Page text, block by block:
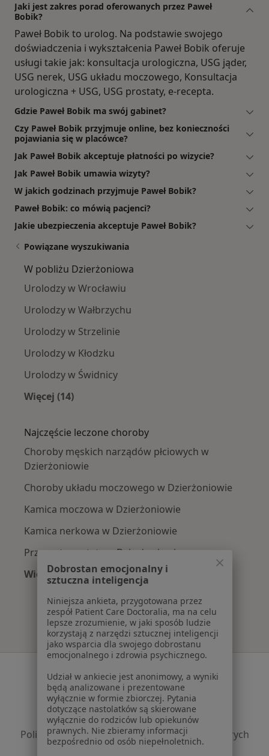
Jaki jest zakres porad oferowanych przez Paweł
Bobik?
Paweł Bobik to urolog. Na podstawie swojego
doświadczenia i wykształcenia Paweł Bobik oferuje
usługi takie jak: konsultacja urologiczna, USG jąder,
USG nerek, USG układu moczowego, Konsultacja
urologiczna + USG, USG prostaty, e-recepta.
Gdzie Paweł Bobik ma swój gabinet?
Czy Paweł Bobik przyjmuje online, bez konieczności
pojawiania się w placówce?
Jak Paweł Bobik akceptuje płatności po wizycie?
Jak Paweł Bobik umawia wizyty?
W jakich godzinach przyjmuje Paweł Bobik?
Paweł Bobik: co mówią pacjenci?
Jakie ubezpieczenia akceptuje Paweł Bobik?
Powiązane wyszukiwania
W pobliżu Dzierżoniowa
Urolodzy w Wrocławiu
Urolodzy w Wałbrzychu
Urolodzy w Strzelinie
Urolodzy w Kłodzku
Urolodzy w Świdnicy
Więcej (14)
Najczęście leczone choroby
Choroby męskich narządów płciowych w
Dzierżoniowie
Choroby układu moczowego w Dzierżoniowie
Kamica moczowa w Dzierżoniowie
Kamica nerkowa w Dzierżoniowie
Przerost prostaty w Dzierżoniowie
Więcej (15)
Więcej w kategorii: Najczęście leczone
Regulamin
Polityka prywatności pacjentów
Polityka prywatności profesjonalistów
Polityka prywatności dla profesjonalistów, których
dane pozyskaliśmy samodzielnie
Dobrostan emocjonalny i
sztuczna inteligencja
Niniejsza ankieta, przygotowana przez
zespół Patient Care Doctoralia, ma na celu
lepsze zrozumienie, w jaki sposób ludzie
korzystają z narzędzi sztucznej inteligencji
jako wsparcia dla swojego dobrostanu
emocjonalnego i zdrowia psychicznego.
Udział w ankiecie jest anonimowy, a wyniki
będą analizowane i prezentowane
wyłącznie w formie zbiorczej. Pytania
dotyczące nastolatków są skierowane
wyłącznie do rodziców lub opiekunów
prawnych. Nie zbieramy informacji
bezpośrednio od osób niepełnoletnich.